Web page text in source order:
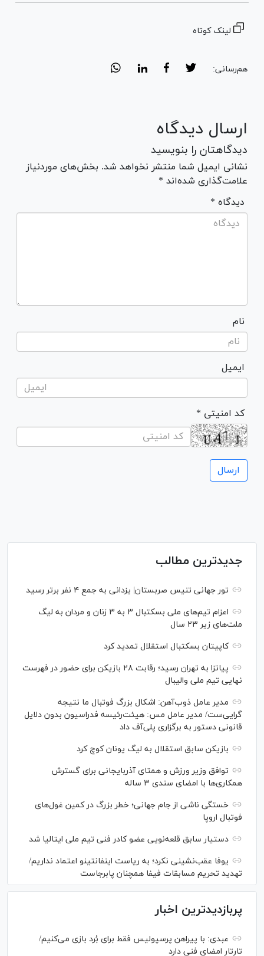
لینک کوتاه
هم‌رسانی:
ارسال دیدگاه
دیدگاهتان را بنویسید
نشانی ایمیل شما منتشر نخواهد شد. بخش‌های موردنیاز
علامت‌گذاری شده‌اند *
* دیدگاه
نام
ایمیل
* کد امنیتی
جدیدترین مطالب
تور جهانی تنیس صربستان| یزدانی به جمع ۴ نفر برتر رسید
اعزام تیم‌های ملی بسکتبال ۳ به ۳ زنان و مردان به لیگ
ملت‌های زیر ۲۳ سال
کاپیتان بسکتبال استقلال تمدید کرد
پیاتزا به تهران رسید؛ رقابت ۲۸ بازیکن برای حضور در فهرست
نهایی تیم ملی والیبال
مدیر عامل ذوب‌آهن: اشکال بزرگ فوتبال ما نتیجه
گرایی‌ست/ مدیر عامل مس: هیئت‌رئیسه فدراسیون بدون دلایل
قانونی دستور به برگزاری پلی‌آف داد
بازیکن سابق استقلال به لیگ یونان کوچ کرد
توافق وزیر ورزش و همتای آذربایجانی برای گسترش
همکاری‌ها با امضای سندی ۳ ساله
خستگی ناشی از جام جهانی؛ خطر بزرگ در کمین غول‌های
فوتبال اروپا
دستیار سابق قلعه‌نویی عضو کادر فنی تیم ملی ایتالیا شد
یوفا عقب‌نشینی نکرد؛ به ریاست اینفانتینو اعتماد نداریم/
تهدید تحریم مسابقات فیفا همچنان پابرجاست
پربازدیدترین اخبار
عبدی: با پیراهن پرسپولیس فقط برای بُرد بازی می‌کنیم/
تارتار امضای فنی دارد